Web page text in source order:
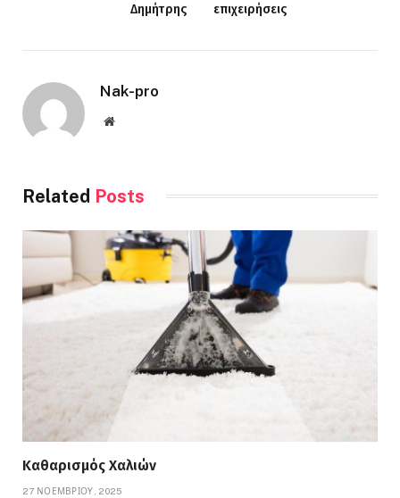
Δημήτρης
επιχειρήσεις
Nak-pro
Website
Related Posts
Καθαρισμός Χαλιών
27 ΝΟΕΜΒΡΊΟΥ, 2025